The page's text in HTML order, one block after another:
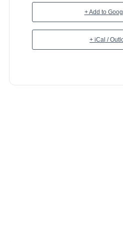
+ Add to
+ iCal /